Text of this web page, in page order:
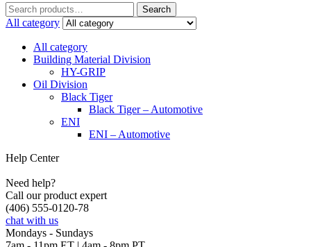
Search
for:
Search
All category
All category
Building Material Division
HY-GRIP
Oil Division
Black Tiger
Black Tiger – Automotive
ENI
ENI – Automotive
Help Center
Need help?
Call our product expert
(406) 555-0120-78
chat with us
Mondays - Sundays